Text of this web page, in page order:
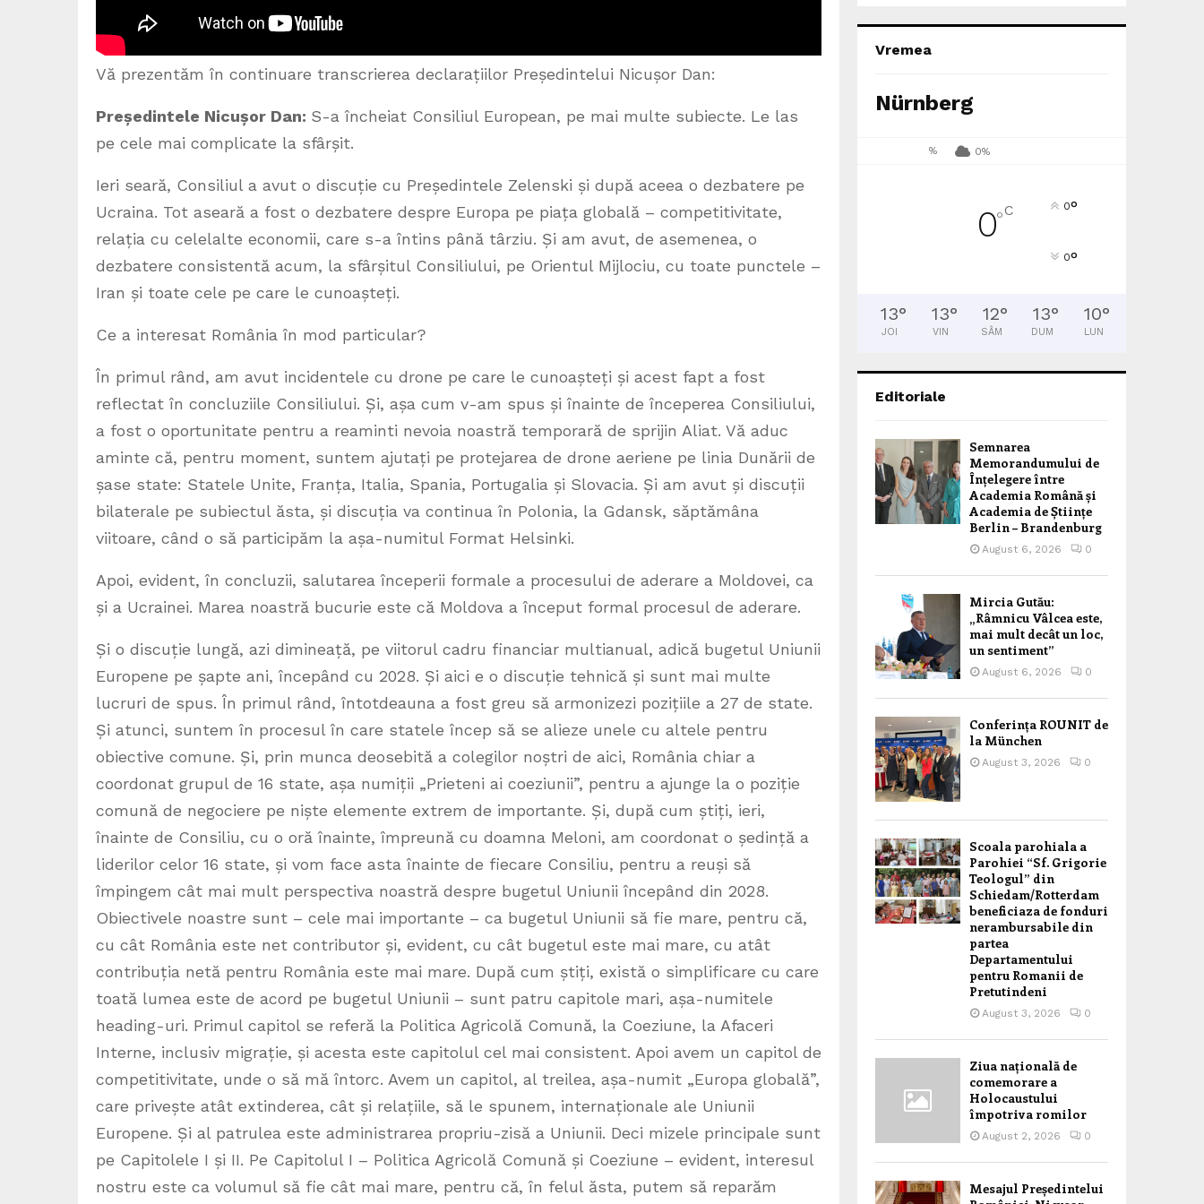
Vă prezentăm în continuare transcrierea declarațiilor Președintelui Nicușor Dan:
Președintele Nicușor Dan: S-a încheiat Consiliul European, pe mai multe subiecte. Le las
pe cele mai complicate la sfârșit.
Ieri seară, Consiliul a avut o discuție cu Președintele Zelenski și după aceea o dezbatere pe
Ucraina. Tot aseară a fost o dezbatere despre Europa pe piața globală – competitivitate,
relația cu celelalte economii, care s-a întins până târziu. Și am avut, de asemenea, o
dezbatere consistentă acum, la sfârșitul Consiliului, pe Orientul Mijlociu, cu toate punctele –
Iran și toate cele pe care le cunoașteți.
Ce a interesat România în mod particular?
În primul rând, am avut incidentele cu drone pe care le cunoașteți și acest fapt a fost
reflectat în concluziile Consiliului. Și, așa cum v-am spus și înainte de începerea Consiliului,
a fost o oportunitate pentru a reaminti nevoia noastră temporară de sprijin Aliat. Vă aduc
aminte că, pentru moment, suntem ajutați pe protejarea de drone aeriene pe linia Dunării de
șase state: Statele Unite, Franța, Italia, Spania, Portugalia și Slovacia. Și am avut și discuții
bilaterale pe subiectul ăsta, și discuția va continua în Polonia, la Gdansk, săptămâna
viitoare, când o să participăm la așa-numitul Format Helsinki.
Apoi, evident, în concluzii, salutarea începerii formale a procesului de aderare a Moldovei, ca
și a Ucrainei. Marea noastră bucurie este că Moldova a început formal procesul de aderare.
Și o discuție lungă, azi dimineață, pe viitorul cadru financiar multianual, adică bugetul Uniunii
Europene pe șapte ani, începând cu 2028. Și aici e o discuție tehnică și sunt mai multe
lucruri de spus. În primul rând, întotdeauna a fost greu să armonizezi pozițiile a 27 de state.
Și atunci, suntem în procesul în care statele încep să se alieze unele cu altele pentru
obiective comune. Și, prin munca deosebită a colegilor noștri de aici, România chiar a
coordonat grupul de 16 state, așa numiții „Prieteni ai coeziunii”, pentru a ajunge la o poziție
comună de negociere pe niște elemente extrem de importante. Și, după cum știți, ieri,
înainte de Consiliu, cu o oră înainte, împreună cu doamna Meloni, am coordonat o ședință a
liderilor celor 16 state, și vom face asta înainte de fiecare Consiliu, pentru a reuși să
împingem cât mai mult perspectiva noastră despre bugetul Uniunii începând din 2028.
Obiectivele noastre sunt – cele mai importante – ca bugetul Uniunii să fie mare, pentru că,
cu cât România este net contributor și, evident, cu cât bugetul este mai mare, cu atât
contribuția netă pentru România este mai mare. După cum știți, există o simplificare cu care
toată lumea este de acord pe bugetul Uniunii – sunt patru capitole mari, așa-numitele
heading-uri. Primul capitol se referă la Politica Agricolă Comună, la Coeziune, la Afaceri
Interne, inclusiv migrație, și acesta este capitolul cel mai consistent. Apoi avem un capitol de
competitivitate, unde o să mă întorc. Avem un capitol, al treilea, așa-numit „Europa globală”,
care privește atât extinderea, cât și relațiile, să le spunem, internaționale ale Uniunii
Europene. Și al patrulea este administrarea propriu-zisă a Uniunii. Deci mizele principale sunt
pe Capitolele I și II. Pe Capitolul I – Politica Agricolă Comună și Coeziune – evident, interesul
nostru este ca volumul să fie cât mai mare, pentru că, în felul ăsta, putem să reparăm
Vremea
Nürnberg
% 0%
0°C 0°
0°
13°
JOI
13°
VIN
12°
SÂM
13°
DUM
10°
LUN
Editoriale
Semnarea
Memorandumului de
Înțelegere între
Academia Română și
Academia de Științe
Berlin – Brandenburg
August 6, 2026 0
Mircia Gutău:
„Râmnicu Vâlcea este,
mai mult decât un loc,
un sentiment”
August 6, 2026 0
Conferința ROUNIT de
la München
August 3, 2026 0
Scoala parohiala a
Parohiei “Sf. Grigorie
Teologul” din
Schiedam/Rotterdam
beneficiaza de fonduri
nerambursabile din
partea
Departamentului
pentru Romanii de
Pretutindeni
August 3, 2026 0
Ziua națională de
comemorare a
Holocaustului
împotriva romilor
August 2, 2026 0
Mesajul Președintelui